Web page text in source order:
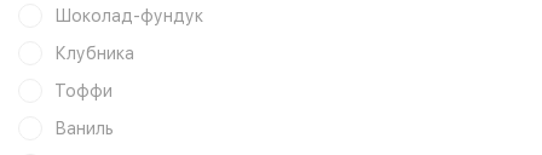
Шоколад-фундук
Клубника
Тоффи
Ваниль